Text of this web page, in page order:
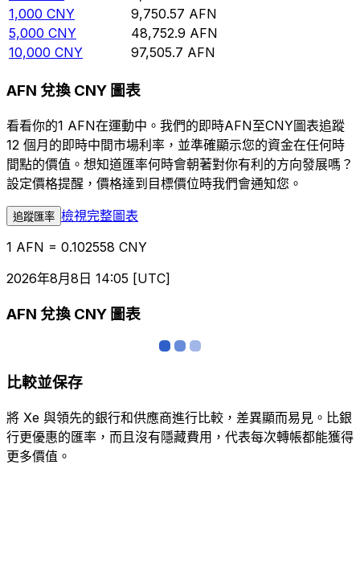
1,000 CNY 9,750.57 AFN
5,000 CNY 48,752.9 AFN
10,000 CNY 97,505.7 AFN
AFN 兌換 CNY 圖表
看看你的1 AFN在運動中。我們的即時AFN至CNY圖表追蹤
12 個月的即時中間市場利率，並準確顯示您的資金在任何時
間點的價值。想知道匯率何時會朝著對你有利的方向發展嗎？
設定價格提醒，價格達到目標價位時我們會通知您。
追蹤匯率 檢視完整圖表
1 AFN = 0.102558 CNY
2026年8月8日 14:05 [UTC]
AFN 兌換 CNY 圖表
比較並保存
將 Xe 與領先的銀行和供應商進行比較，差異顯而易見。比銀
行更優惠的匯率，而且沒有隱藏費用，代表每次轉帳都能獲得
更多價值。